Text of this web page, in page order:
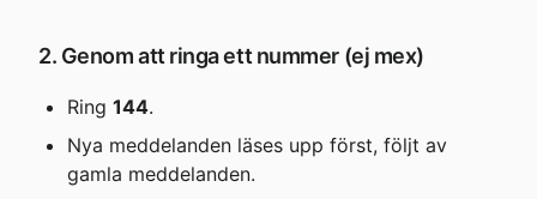
2. Genom att ringa ett nummer (ej mex)
Ring 144.
Nya meddelanden läses upp först, följt av
gamla meddelanden.